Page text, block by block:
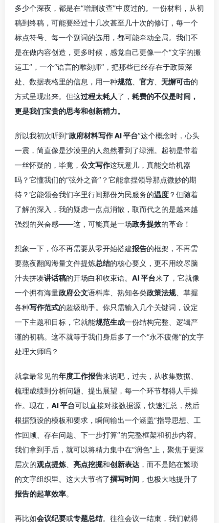
多少个深夜，都是在“增删改查”中度过的。一份材料，从初
稿到终稿，可能要经过十几次甚至几十次的修订，每一个
标点符号、每一个副词的选用，都可能牵动全局。我们不
是在做内容创造，更多时候，感觉自己更像一个“文字的搬
运工”，一个“语言的雕刻师”，把那些已经存在于政策深
处、数据表格里的信息，用一种规范、 官方 无懈可击的
方式呈现出来。但这过程太耗人了， 耗费的不仅是时间，
更是我们宝贵的思考和创新精力。
所以我初次听到“政府材料写作 AI 平台”这个概念时，心头
一震，简直像是沙漠里的人忽然看到了绿洲。起初是带着
一丝怀疑的，毕竟， 公文写作这玩意儿，真能交给机器
吗？它懂我们的“弦外之音”？它能拿捏领导那点微妙的期
待？它能领会我们字里行间那份为民服务的温度 ？但随着
了解的深入，我的疑虑一点点消散，取而代之的是越来越
强烈的兴奋感——这，可能真是一场政务提效的革命！
想象一下，你不再需要从零开始搭建报告的框架，不再需
要熬夜翻阅海量文件提炼总结的核心要义，更不用绞尽脑
汁去拼凑讲话稿的开场白和收束语。 AI 平台来了，它就像
一个拥有海量政府公文语料库、熟知各类政策法规、掌握
各种写作范式的超级助手。你只需输入几个关键词，设定
一下主题和目标，它就能规范生成一份结构完整、逻辑严
谨的初稿。这不就等于我们身后多了一个“永不疲倦”的文字
处理大师吗？
就拿最常见的年度工作报告来说吧，过去，从收集数据、
梳理成绩到分析问题、提出展望，每一个环节都得人手操
作。现在， AI 平台可以直接对接数据源，快速汇总，然后
根据预设的模板和要求，瞬间输出一个涵盖“指导思想、工
作回顾、存在问题、下一步打算”的完整框架和初步内容。
我们拿到手后，就可以将精力集中在“润色”上，聚焦于更深
层次的观点提炼 亮点挖掘和创新表达 ，而不是陷在繁琐
的文字组织里。这大大节省了撰写时间 ，也极大地提升了
报告的起草效率。
再比如会议纪要或专题总结。往往会议一结束，我们就得